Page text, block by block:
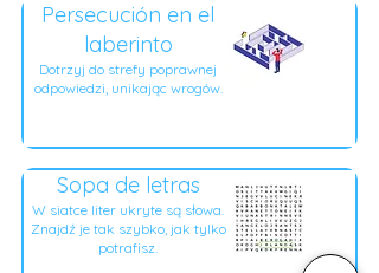
Persecución en el
laberinto
Dotrzyj do strefy poprawnej
odpowiedzi, unikając wrogów.
Sopa de letras
W siatce liter ukryte są słowa.
Znajdź je tak szybko, jak tylko
potrafisz.